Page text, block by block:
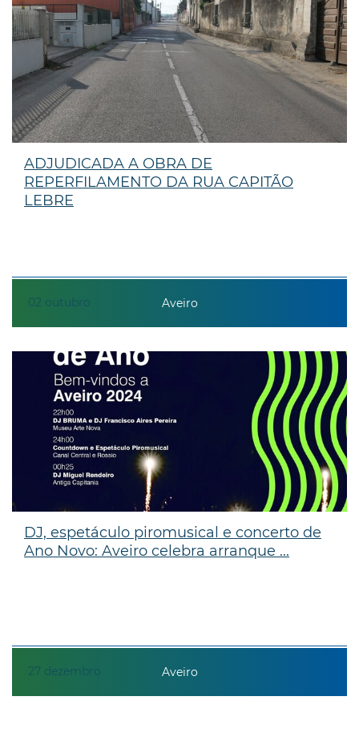
02 outubro
ADJUDICADA A OBRA DE
REPERFILAMENTO DA RUA CAPITÃO
LEBRE
Aveiro
27 dezembro
DJ, espetáculo piromusical e concerto de
Ano Novo: Aveiro celebra arranque ...
Aveiro